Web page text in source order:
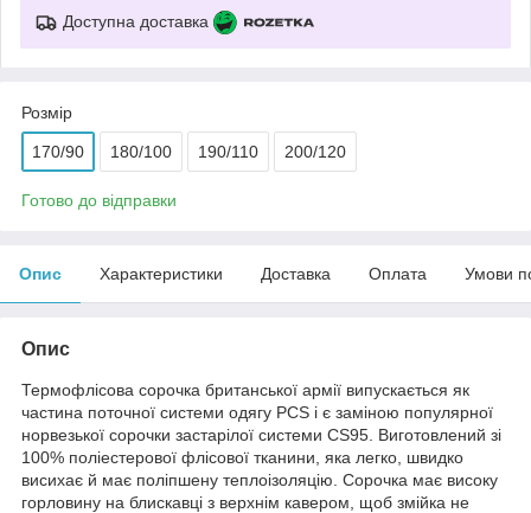
Доступна доставка
Розмір
170/90 180/100 190/110 200/120
Готово до відправки
Опис Характеристики Доставка Оплата Умови
Опис
Термофлісова сорочка британської армії випускається як
частина поточної системи одягу PCS і є заміною популярної
норвезької сорочки застарілої системи CS95. Виготовлений зі
100% поліестерової флісової тканини, яка легко, швидко
висихає й має поліпшену теплоізоляцію. Сорочка має високу
горловину на блискавці з верхнім кавером, щоб змійка не